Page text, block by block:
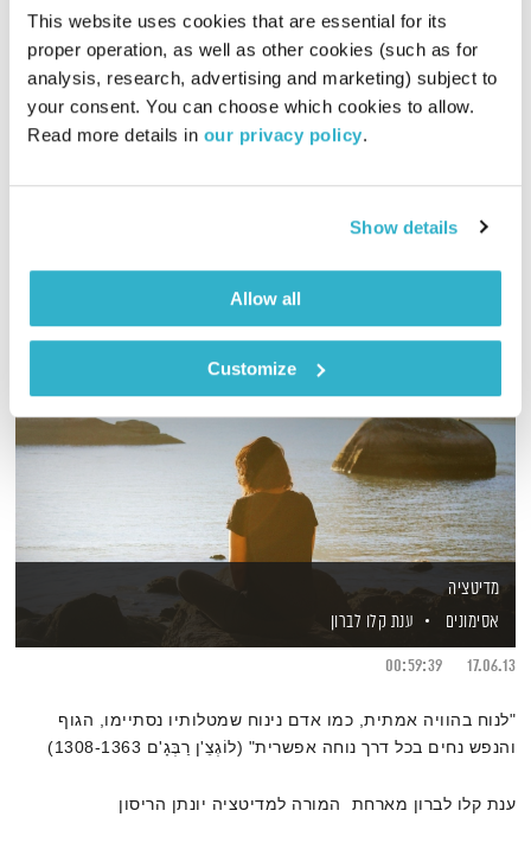
This website uses cookies that are essential for its
proper operation, as well as other cookies (such as for
analysis, research, advertising and marketing) subject to
your consent. You can choose which cookies to allow.
Read more details in our privacy policy.
Show details
Allow all
Customize
עולם קטן
אורי בנקהלטר
22.06.25
01:59:20
מסע מוזיקלי יומי עם אורי בנקהלטר, והפעם – רך, אקוסטי
מדיטציה
אסימונים
ענת קלו לברון
17.06.13
00:59:39
"לנוח בהוויה אמתית, כמו אדם נינוח שמטלותיו נסתיימו, הגוף
והנפש נחים בכל דרך נוחה אפשרית" (לוֹגְצֵ'ן רַבְּגָ'ם 1308-1363)
ענת קלו לברון מארחת המורה למדיטציה יונתן הריסון